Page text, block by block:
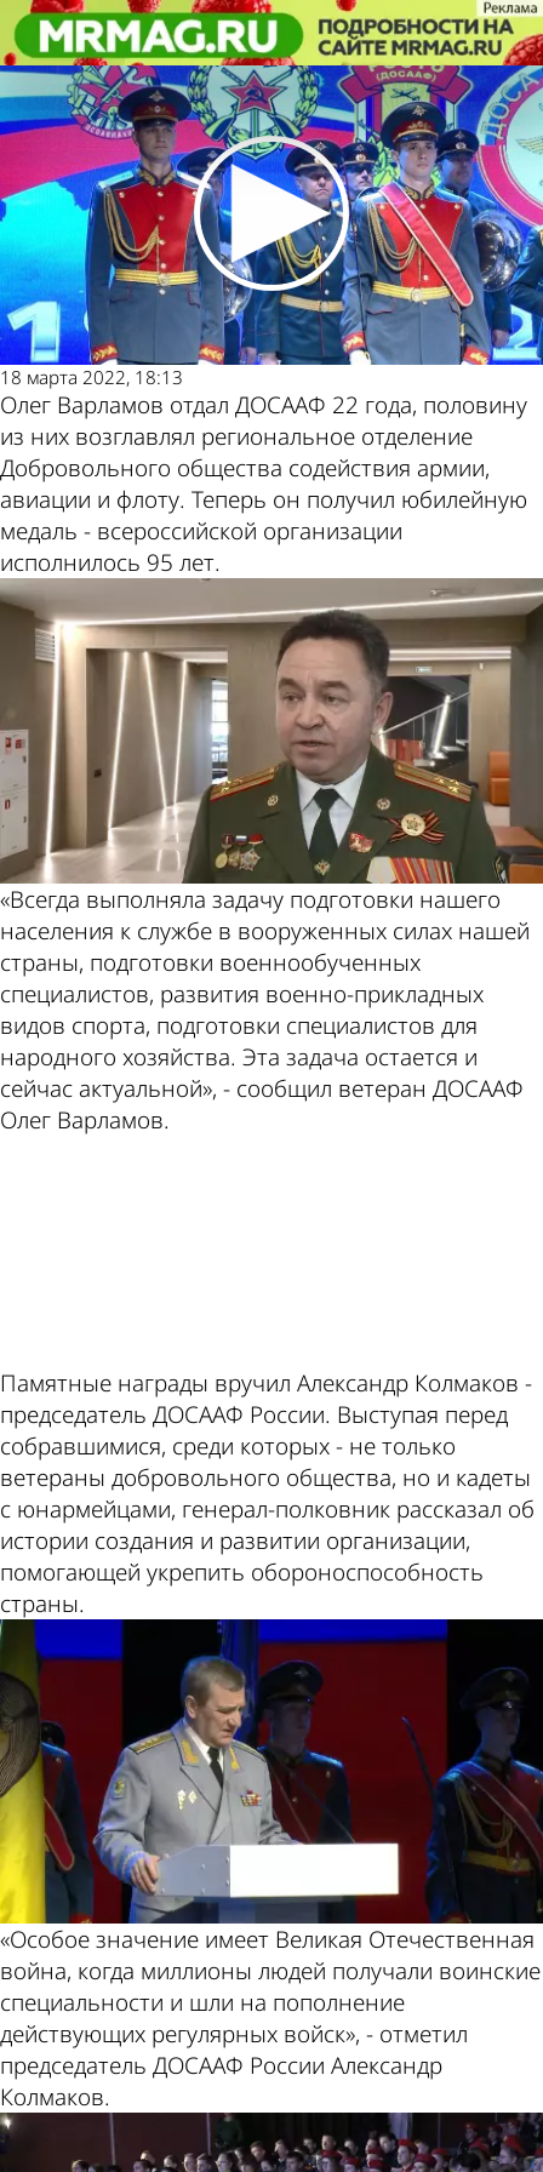
В Пензе торжественно отметили
95-летие ДОСААФ
Общество
18 марта 2022, 18:13
Олег Варламов отдал ДОСААФ 22 года, половину
из них возглавлял региональное отделение
Добровольного общества содействия армии,
авиации и флоту. Теперь он получил юбилейную
медаль - всероссийской организации
исполнилось 95 лет.
«Всегда выполняла задачу подготовки нашего
населения к службе в вооруженных силах нашей
страны, подготовки военнообученных
специалистов, развития военно-прикладных
видов спорта, подготовки специалистов для
народного хозяйства. Эта задача остается и
сейчас актуальной», - сообщил ветеран ДОСААФ
Олег Варламов.
Памятные награды вручил Александр Колмаков -
председатель ДОСААФ России. Выступая перед
собравшимися, среди которых - не только
ветераны добровольного общества, но и кадеты
с юнармейцами, генерал-полковник рассказал об
истории создания и развитии организации,
помогающей укрепить обороноспособность
страны.
«Особое значение имеет Великая Отечественная
война, когда миллионы людей получали воинские
специальности и шли на пополнение
действующих регулярных войск», - отметил
председатель ДОСААФ России Александр
Колмаков.
В Пензе торжественно отметили
95-летие ДОСААФ
Общество
Другие
новости
по теме
Погода и
курсы
валют в
Пензе